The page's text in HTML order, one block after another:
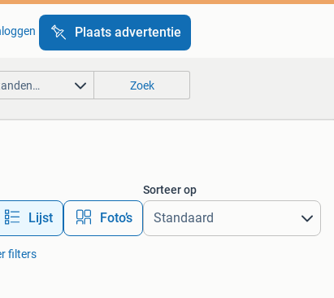
Plaats advertentie
Zoek
Lijst Foto’s
Sorteer op
filters